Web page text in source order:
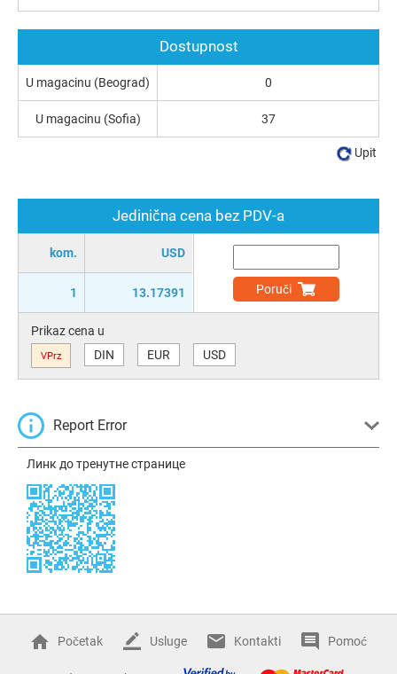
Jedinična cena bez PDV-a
kom. USD
1 13.17391 Poruči
Prikaz cena u
VPrz DIN EUR USD
Report Error
Линк до тренутне странице
Dostupnost
U magacinu (Beograd) 0
U magacinu (Sofia) 37
Upit
Početak Usluge Kontakti Pomoć